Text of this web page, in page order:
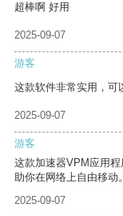
超棒啊 好用
2025-09-07
游客
这款软件非常实用，可
2025-09-07
游客
这款加速器VPM应用
助你在网络上自由移动。
2025-09-07